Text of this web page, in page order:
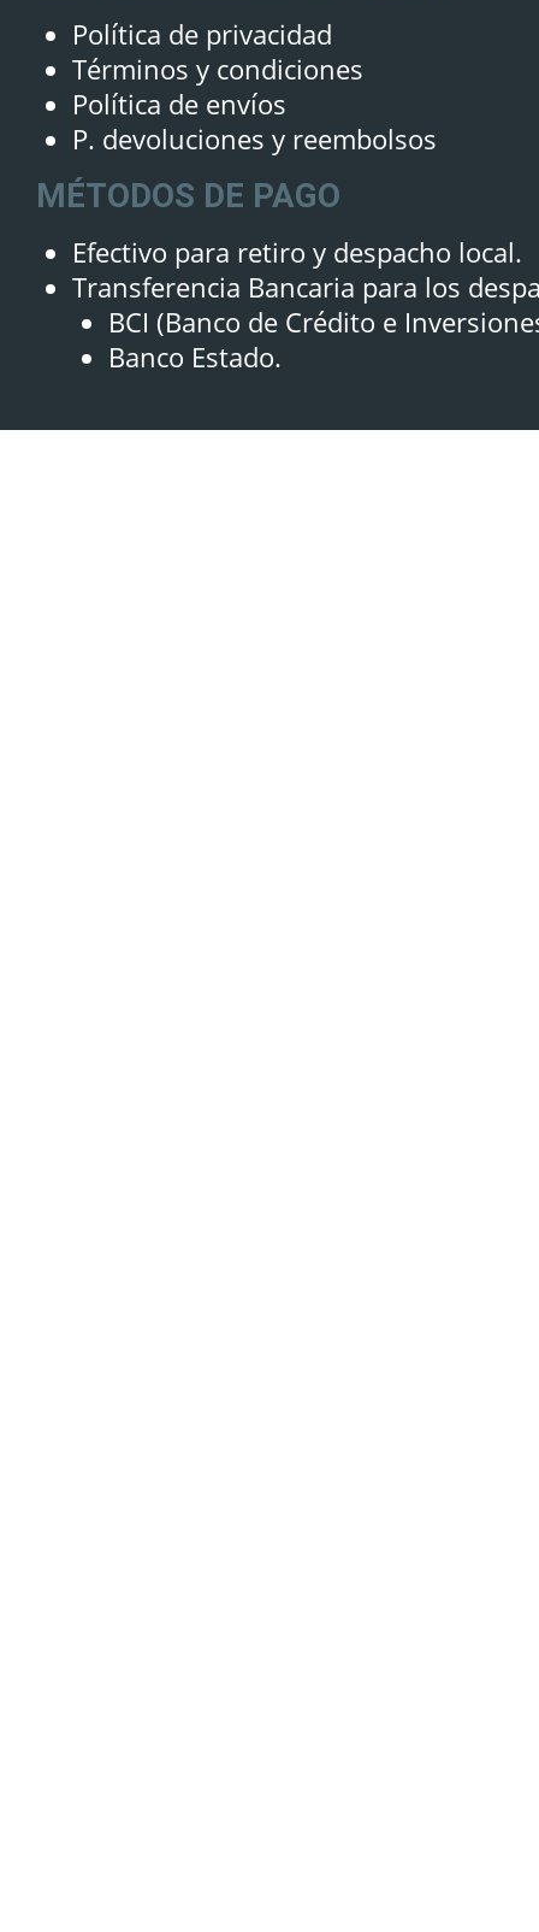
Política de privacidad
Términos y condiciones
Política de envíos
P. devoluciones y reembolsos
MÉTODOS DE PAGO
Efectivo para retiro y despacho local.
Transferencia Bancaria para los
BCI (Banco de Crédito e
Banco Estado.